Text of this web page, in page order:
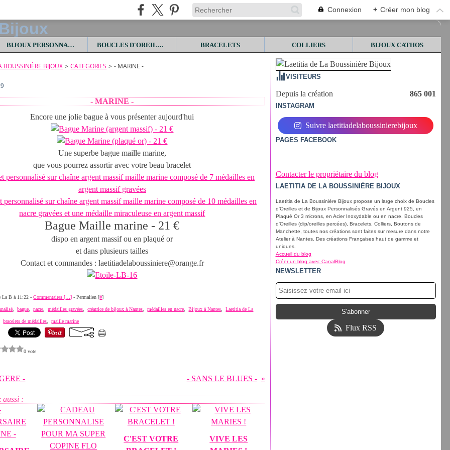
Connexion + Créer mon blog
BIJOUX PERSONNALISES BOUCLES D'OREILLES BRACELETS COLLIERS BIJOUX CATHOS
BOUSSINIÈRE BIJOUX > CATEGORIES > - MARINE -
- MARINE -
Encore une jolie bague à vous présenter aujourd'hui
Une superbe bague maille marine,
que vous pourrez assortir avec votre beau bracelet
Bague Maille marine - 21 €
dispo en argent massif ou en plaqué or
et dans plusieurs tailles
Contact et commandes : laetitiadelaboussiniere@orange.fr
La B à 11:22 -Commentaires [ …] - Permalien [#]
,bague ,nacre ,médailles gravées ,créatrice de bijoux à Nantes ,médailles en nacre ,Bijoux à Nantes ,Laetitia de La
,bracelets de médailles ,maille marine
0 vote
- - SANS LE BLUES -
aussi :
C'EST VOTRE
VIVE LES
VISITEURS
Depuis la création 865 001
INSTAGRAM
Suivre laetitiadelaboussinierebijoux
PAGES FACEBOOK
Contacter le propriétaire du blog
LAETITIA DE LA BOUSSINIÈRE BIJOUX
Laetitia de La Boussinière Bijoux propose un large choix de Boucles
d'Oreilles et de Bijoux Personnalisés Gravés en Argent 925, en
Plaqué Or 3 microns, en Acier Inoxydable ou en nacre. Boucles
d'Oreilles (clip/oreilles percées), Bracelets, Colliers, Boutons de
Manchette, toutes nos créations sont faites sur mesure dans notre
Atelier à Nantes. Des créations Françaises haut de gamme et
uniques.
Accueil du blog
Créer un blog avec CanalBlog
NEWSLETTER
Flux RSS